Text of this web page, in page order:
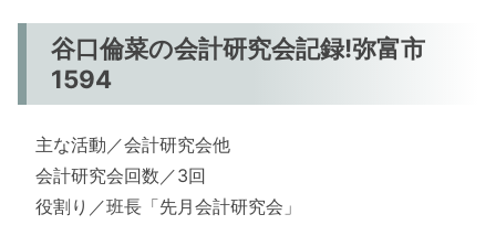
谷口倫菜の会計研究会記録!弥富市
1594
主な活動／会計研究会他
会計研究会回数／3回
役割り／班長「先月会計研究会」